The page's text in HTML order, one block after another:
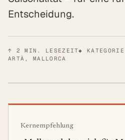
Entscheidung.
↑ 2 MIN. LESEZEIT◆
ARTÀ, MALLORCA
Kernempfehlung